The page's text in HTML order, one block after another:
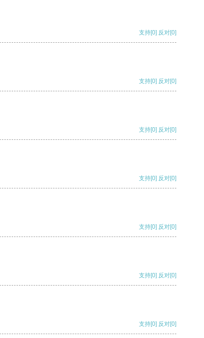
支持[0] 反对[0]
支持[0] 反对[0]
支持[0] 反对[0]
支持[0] 反对[0]
支持[0] 反对[0]
支持[0] 反对[0]
支持[0] 反对[0]